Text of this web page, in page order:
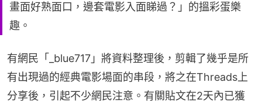
畫面好熟面口，邊套電影入面睇過？」的搵彩蛋樂
趣。
有網民「_blue717」將資料整理後，剪輯了幾乎是所
有出現過的經典電影場面的串段，將之在Threads上
分享後，引起不少網民注意。有關貼文在2天內已獲